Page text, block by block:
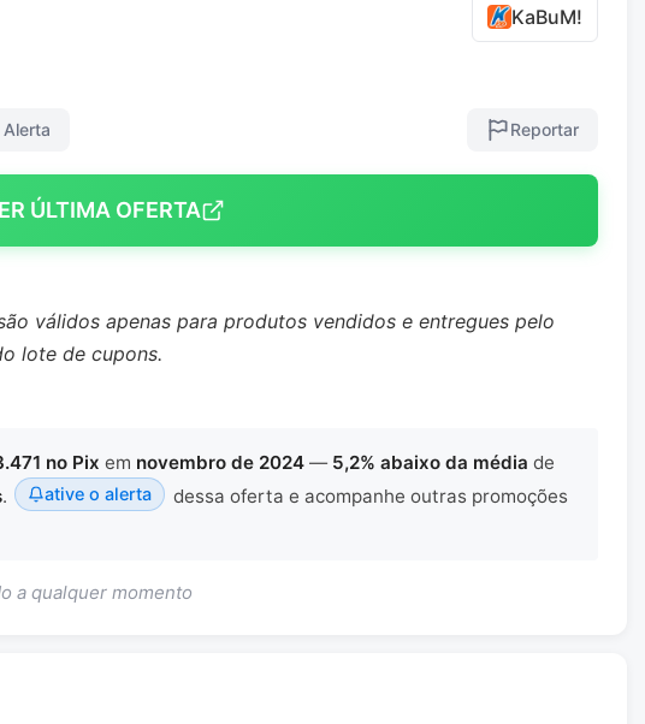
KaBuM!
Alerta Reportar
ÚLTIMA OFERTA
válidos apenas para produtos vendidos e entregues pelo
lote de cupons.
no Pix em novembro de 2024 — 5,2% abaixo da média de
. ative o alerta
dessa oferta e acompanhe outras promoções
a qualquer momento